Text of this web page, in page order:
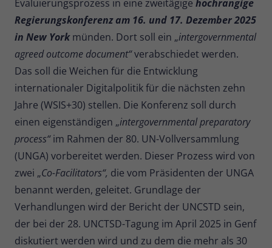
Evaluierungsprozess in eine zweitägige hochrangige
Regierungskonferenz am 16. und 17. Dezember 2025
in New Yorkmünden. Dort soll ein „intergovernmental
agreed outcome document“verabschiedet werden.
Das soll die Weichen für die Entwicklung
internationaler Digitalpolitik für die nächsten zehn
Jahre (WSIS+30) stellen. Die Konferenz soll durch
einen eigenständigen „intergovernmental preparatory
process“im Rahmen der 80. UN-Vollversammlung
(UNGA) vorbereitet werden. Dieser Prozess wird von
zwei „Co-Facilitators“, die vom Präsidenten der UNGA
benannt werden, geleitet. Grundlage der
Verhandlungen wird der Bericht der UNCSTD sein,
der bei der 28. UNCTSD-Tagung im April 2025 in Genf
diskutiert werden wird und zu dem die mehr als 30